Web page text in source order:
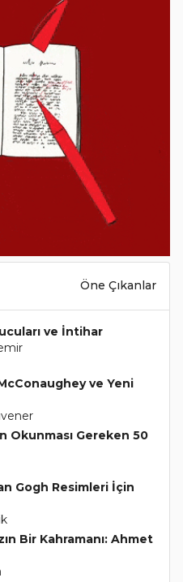
Öne Çıkanlar
ve İntihar
ve Yeni
Okunması Gereken 50
Gogh Resimleri İçin
Bir Kahramanı: Ahmet